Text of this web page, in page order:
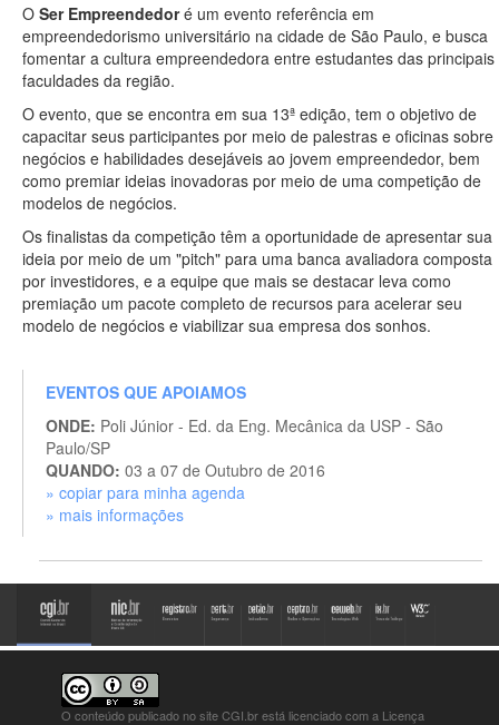
O Ser Empreendedoré um evento referência em
empreendedorismo universitário na cidade de São Paulo, e busca
fomentar a cultura empreendedora entre estudantes das principais
faculdades da região.
O evento, que se encontra em sua 13ª edição, tem o objetivo de
capacitar seus participantes por meio de palestras e oficinas sobre
negócios e habilidades desejáveis ao jovem empreendedor, bem
como premiar ideias inovadoras por meio de uma competição de
modelos de negócios.
Os finalistas da competição têm a oportunidade de apresentar sua
ideia por meio de um "pitch" para uma banca avaliadora composta
por investidores, e a equipe que mais se destacar leva como
premiação um pacote completo de recursos para acelerar seu
modelo de negócios e viabilizar sua empresa dos sonhos.
EVENTOS QUE APOIAMOS
ONDE: Poli Júnior - Ed. da Eng. Mecânica da USP - São
Paulo/SP
QUANDO: 03 a 07 de Outubro de 2016
» copiar para minha agenda
» mais informações
O conteúdo publicado no site CGI.br está licenciado com a Licença